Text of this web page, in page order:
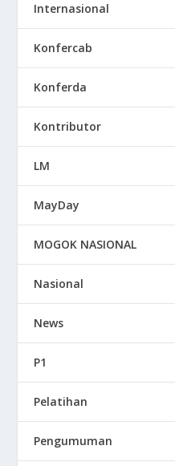
Internasional
Konfercab
Konferda
Kontributor
LM
MayDay
MOGOK NASIONAL
Nasional
News
P1
Pelatihan
Pengumuman